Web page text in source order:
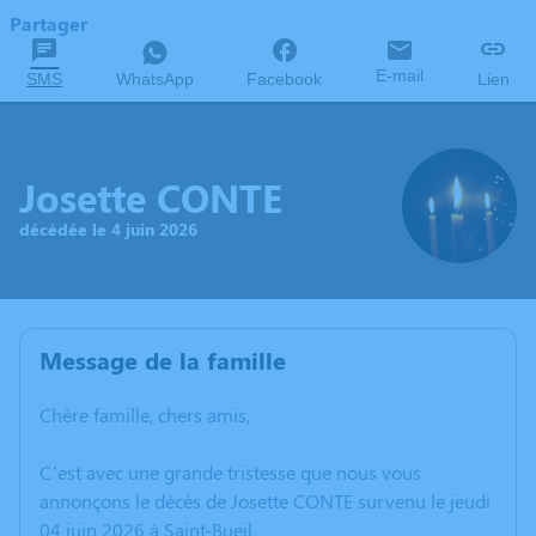
Partager
SMS WhatsApp Facebook E-mail Lien
Josette CONTE
décédée le 4 juin 2026
Message de la famille
Chère famille, chers amis,
C’est avec une grande tristesse que nous vous
annonçons le décès de Josette CONTE survenu le jeudi
04 juin 2026 à Saint-Bueil.